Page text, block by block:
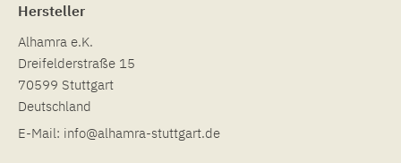
Hersteller
Alhamra e.K.
Dreifelderstraße 15
70599 Stuttgart
Deutschland
E-Mail: info@alhamra-stuttgart.de